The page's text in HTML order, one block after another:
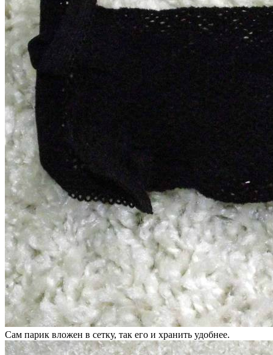
Сам парик вложен в сетку, так его и хранить удобнее.